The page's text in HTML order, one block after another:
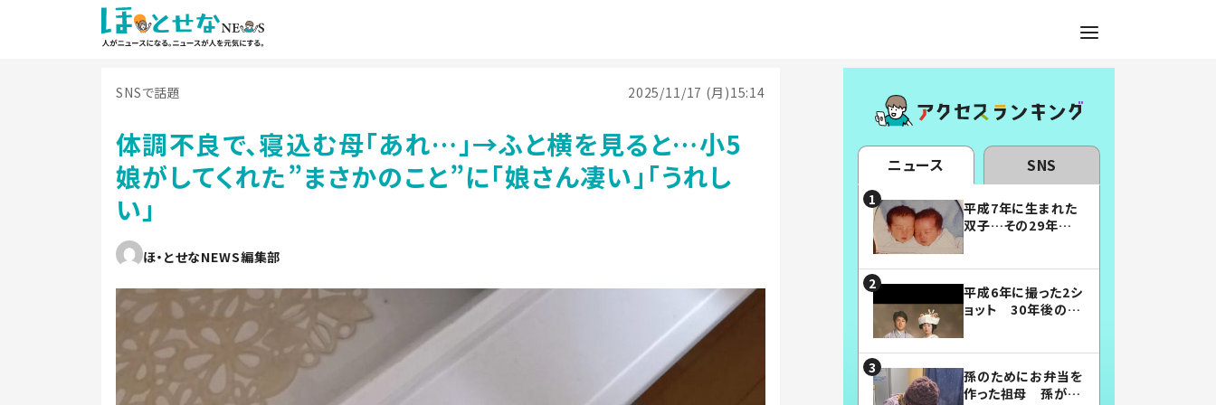
SNSで話題 2025/11/17 (月)15:14
体調不良で、寝込む母「あれ…」→ふと横を見ると…小5
娘がしてくれた”まさかのこと”に「娘さん凄い」「うれし
い」
ほ・とせなNEWS編集部
ニュース SNS
平成7年に生まれた
双子…その29年後
平成6年に撮った2シ
ョット 30年後の姿
孫のためにお弁当を
作った祖母 孫が絶